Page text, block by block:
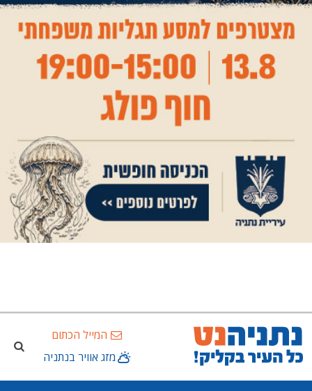
המייל הכתום
מזג אוויר בנתניה